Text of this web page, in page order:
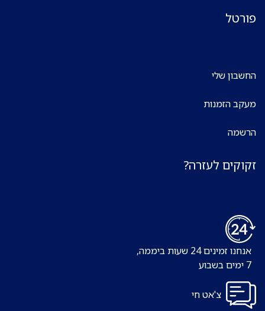
פורטל
החשבון שלי
מעקב הזמנות
הרשמה
זקוקים לעזרה?
אנחנו זמינים 24 שעות ביממה,
צ'אט חי